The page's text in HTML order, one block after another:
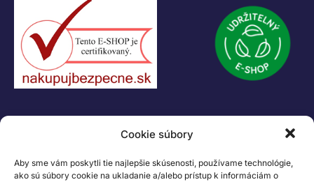
Cookie súbory
Aby sme vám poskytli tie najlepšie skúsenosti, používame technológie,
ako sú súbory cookie na ukladanie a/alebo prístup k informáciám o
+421 907 919 608
legacik@legacik.sk